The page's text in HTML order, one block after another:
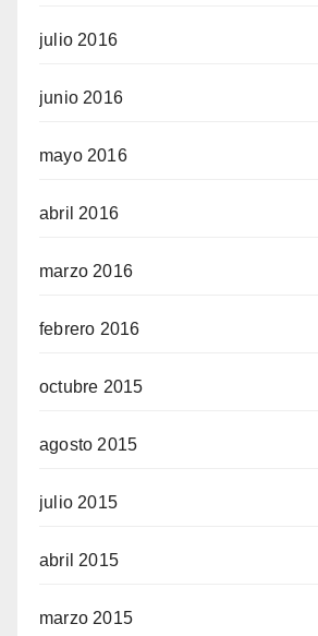
julio 2016
junio 2016
mayo 2016
abril 2016
marzo 2016
febrero 2016
octubre 2015
agosto 2015
julio 2015
abril 2015
marzo 2015